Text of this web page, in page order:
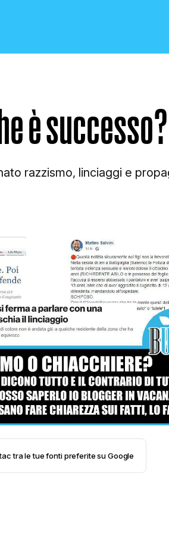
URBANE ED
è successo?
razzismo, linciaggi e
tra le tue fonti preferite su Google